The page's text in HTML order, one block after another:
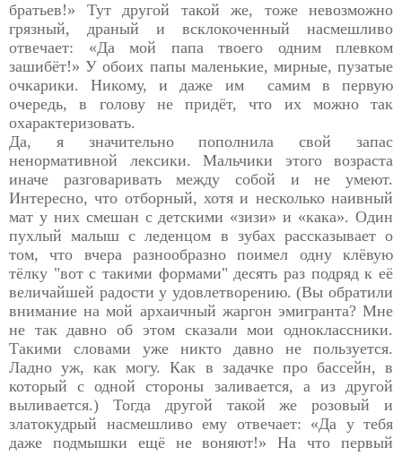
братьев!» Тут другой такой же, тоже невозможно
грязный, драный и всклокоченный насмешливо
отвечает: «Да мой папа твоего одним плевком
зашибёт!» У обоих папы маленькие, мирные, пузатые
очкарики. Никому, и даже им
самим в первую
очередь, в голову не придёт, что их можно так
охарактеризовать.
Да, я значительно пополнила свой запас
ненормативной лексики. Мальчики этого возраста
иначе разговаривать между собой и не умеют.
Интересно, что отборный, хотя и несколько наивный
мат у них смешан с детскими «зизи» и «кака». Один
пухлый малыш с леденцом в зубах рассказывает о
том, что вчера разнообразно поимел одну клёвую
тёлку "вот с такими формами" десять раз подряд к её
величайшей радости у удовлетворению. (Вы обратили
внимание на мой архаичный жаргон эмигранта? Мне
не так давно об этом сказали мои одноклассники.
Такими словами уже никто давно не пользуется.
Ладно уж, как могу. Как в задачке про бассейн, в
который с одной стороны заливается, а из другой
выливается.) Тогда другой такой же розовый и
златокудрый насмешливо ему отвечает: «Да у тебя
даже подмышки ещё не воняют!» На что первый